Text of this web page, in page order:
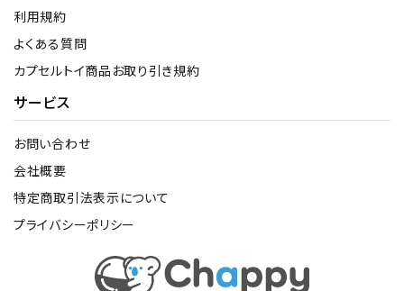
利用規約
よくある質問
カプセルトイ商品お取り引き規約
サービス
お問い合わせ
会社概要
特定商取引法表示について
プライバシーポリシー